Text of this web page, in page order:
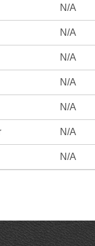
N/A
N/A
N/A
N/A
N/A
N/A
N/A